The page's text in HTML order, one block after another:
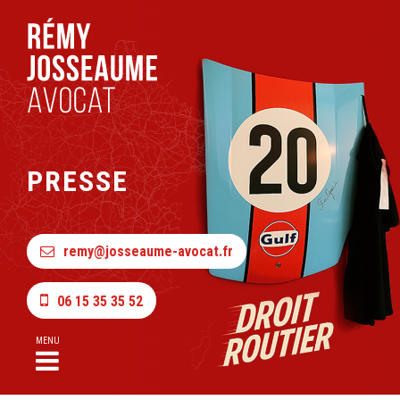
PRESSE
remy@josseaume-avocat.fr
06 15 35 35 52
MENU